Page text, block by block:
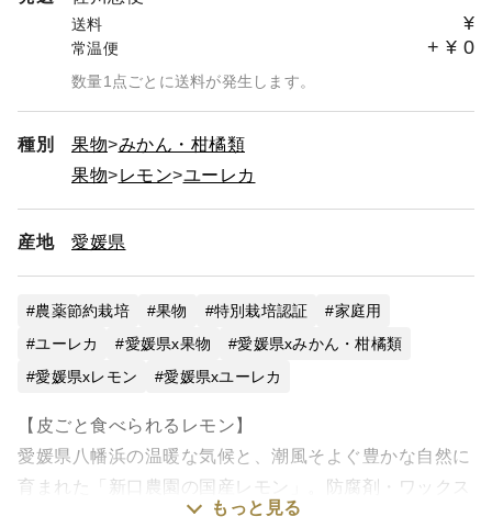
送料 ¥
常温便 + ¥ 0
数量1点ごとに送料が発生します。
種別 果物
みかん・柑橘類
果物
レモン ユーレカ
産地 愛媛県
農薬節約栽培 果物 特別栽培認証
家庭用
ユーレカ
愛媛県x果物
愛媛県xみかん・柑橘類
愛媛県xレモン
愛媛県xユーレカ
【皮ごと食べられるレモン】
愛媛県八幡浜の温暖な気候と、潮風そよぐ豊かな自然に
育まれた「新口農園の国産レモン」。防腐剤・ワックス
は一切不使用。だからこそ、皮まで丸ごとお使いいただ
もっと見る